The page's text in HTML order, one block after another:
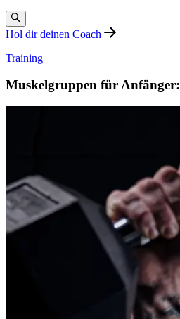
Hol dir deinen Coach
Training
Muskelgruppen für